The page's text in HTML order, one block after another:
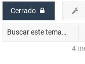
Cerrado
4